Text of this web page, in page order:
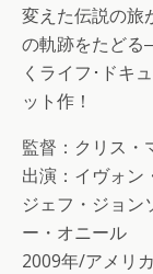
変えた伝説の旅
の軌跡をたどる
くライフ･ドキ
ット作！
監督：クリス・
出演：イヴォン
ジェフ・ジョン
ー・オニール
2009年/アメリ